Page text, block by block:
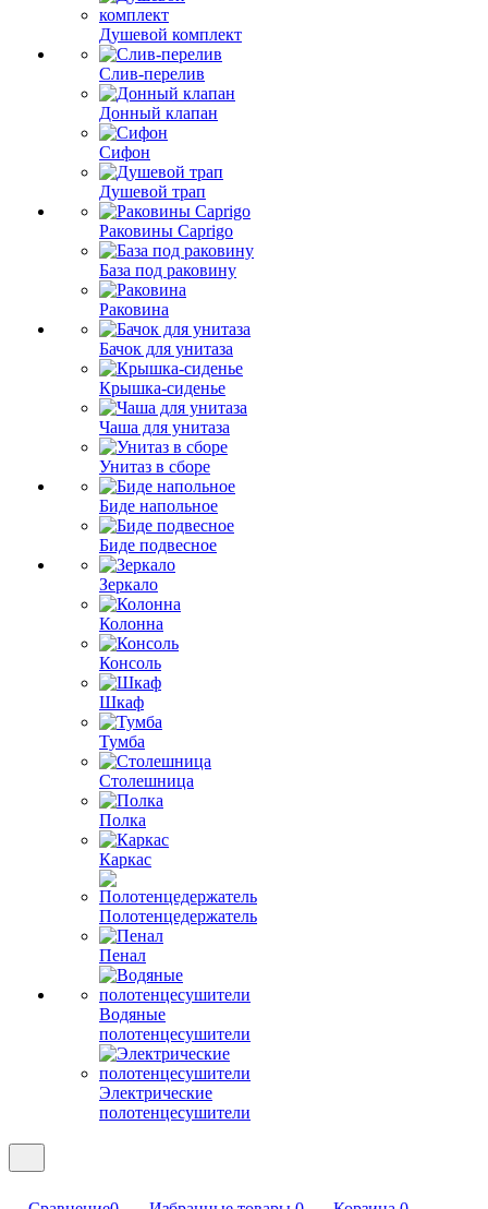
Душевой комплект
Слив-перелив
Донный клапан
Сифон
Душевой трап
Раковины Caprigo
База под раковину
Раковина
Бачок для унитаза
Крышка-сиденье
Чаша для унитаза
Унитаз в сборе
Биде напольное
Биде подвесное
Зеркало
Колонна
Консоль
Шкаф
Тумба
Столешница
Полка
Каркас
Полотенцедержатель
Пенал
Водяные
полотенцесушители
Электрические
полотенцесушители